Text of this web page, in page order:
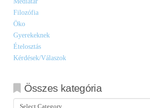
Filozófia
Öko
Gyerekeknek
Ételosztás
Kérdések/Válaszok
Összes kategória
Összes